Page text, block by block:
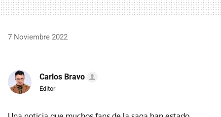
7 Noviembre 2022
Carlos Bravo
Editor